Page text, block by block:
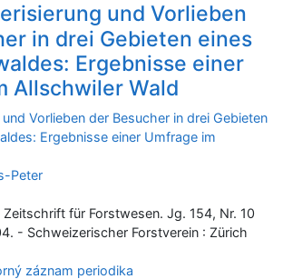
und Vorlieben
in drei Gebieten eines
Ergebnisse einer
Allschwiler Wald
Vorlieben der Besucher in drei Gebieten
Ergebnisse einer Umfrage im
Peter
für Forstwesen. Jg. 154, Nr. 10
- Schweizerischer Forstverein : Zürich
záznam periodika